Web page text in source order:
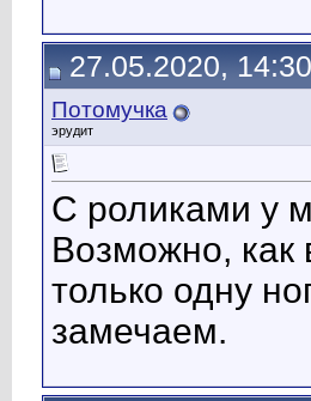
27.05.2020, 14:30
Потомучка
эрудит
С роликами у
Возможно, как
только одну
замечаем.